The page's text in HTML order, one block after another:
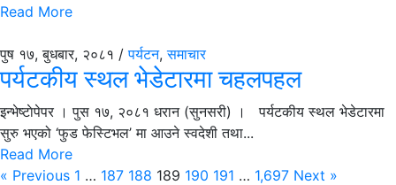
Read More
पुष १७, बुधबार, २०८१ /पर्यटन,समाचार
पर्यटकीय स्थल भेडेटारमा चहलपहल
इन्भेष्टाेपेपर । पुस १७, २०८१ धरान (सुनसरी) । पर्यटकीय स्थल भेडेटारमा
सुरु भएको ‘फुड फेस्टिभल’ मा आउने स्वदेशी तथा...
Read More
« Previous 1 … 187 188 189 190 191 … 1,697 Next »